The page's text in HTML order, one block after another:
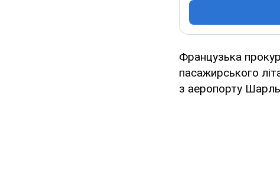
Французька
пасажирського
з аеропорту